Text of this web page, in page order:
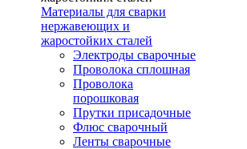
Материалы для сварки
нержавеющих и
жаростойких сталей
Электроды сварочные
Проволока сплошная
Проволока
порошковая
Прутки присадочные
Флюс сварочный
Ленты сварочные